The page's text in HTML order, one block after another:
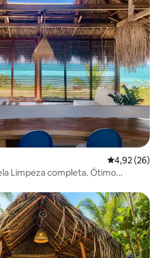
4,92 de uma
4,92 (26)
Limpeza completa. Ótimo